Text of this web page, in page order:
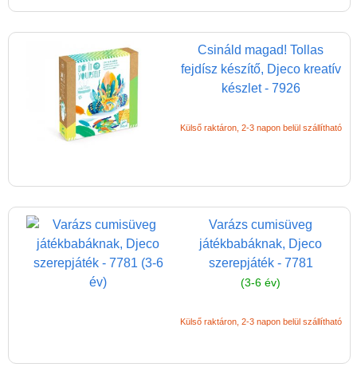
Csináld magad! Tollas
fejdísz készítő, Djeco kreatív
készlet - 7926
Külső raktáron, 2-3 napon belül szállítható
Varázs cumisüveg
játékbabáknak, Djeco
szerepjáték - 7781
(3-6 év)
Külső raktáron, 2-3 napon belül szállítható